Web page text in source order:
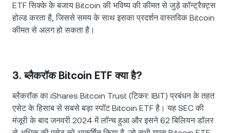
ETF सिक्के के बजाय Bitcoin की भविष्य की कीमत से जुड़े कॉन्ट्रैक्ट्स
होल्ड करता है, जिससे समय के साथ इसका प्रदर्शन वास्तविक Bitcoin
कीमत से अलग हो सकता है।
3. ब्लैकरॉक Bitcoin ETF क्या है?
ब्लैकरॉक का iShares Bitcoin Trust (टिकर: IBIT) प्रबंधन के तहत
एसेट के हिसाब से सबसे बड़ा स्पॉट Bitcoin ETF है। यह SEC की
मंजूरी के बाद जनवरी 2024 में लॉन्च हुआ और इसने 62 बिलियन डॉलर